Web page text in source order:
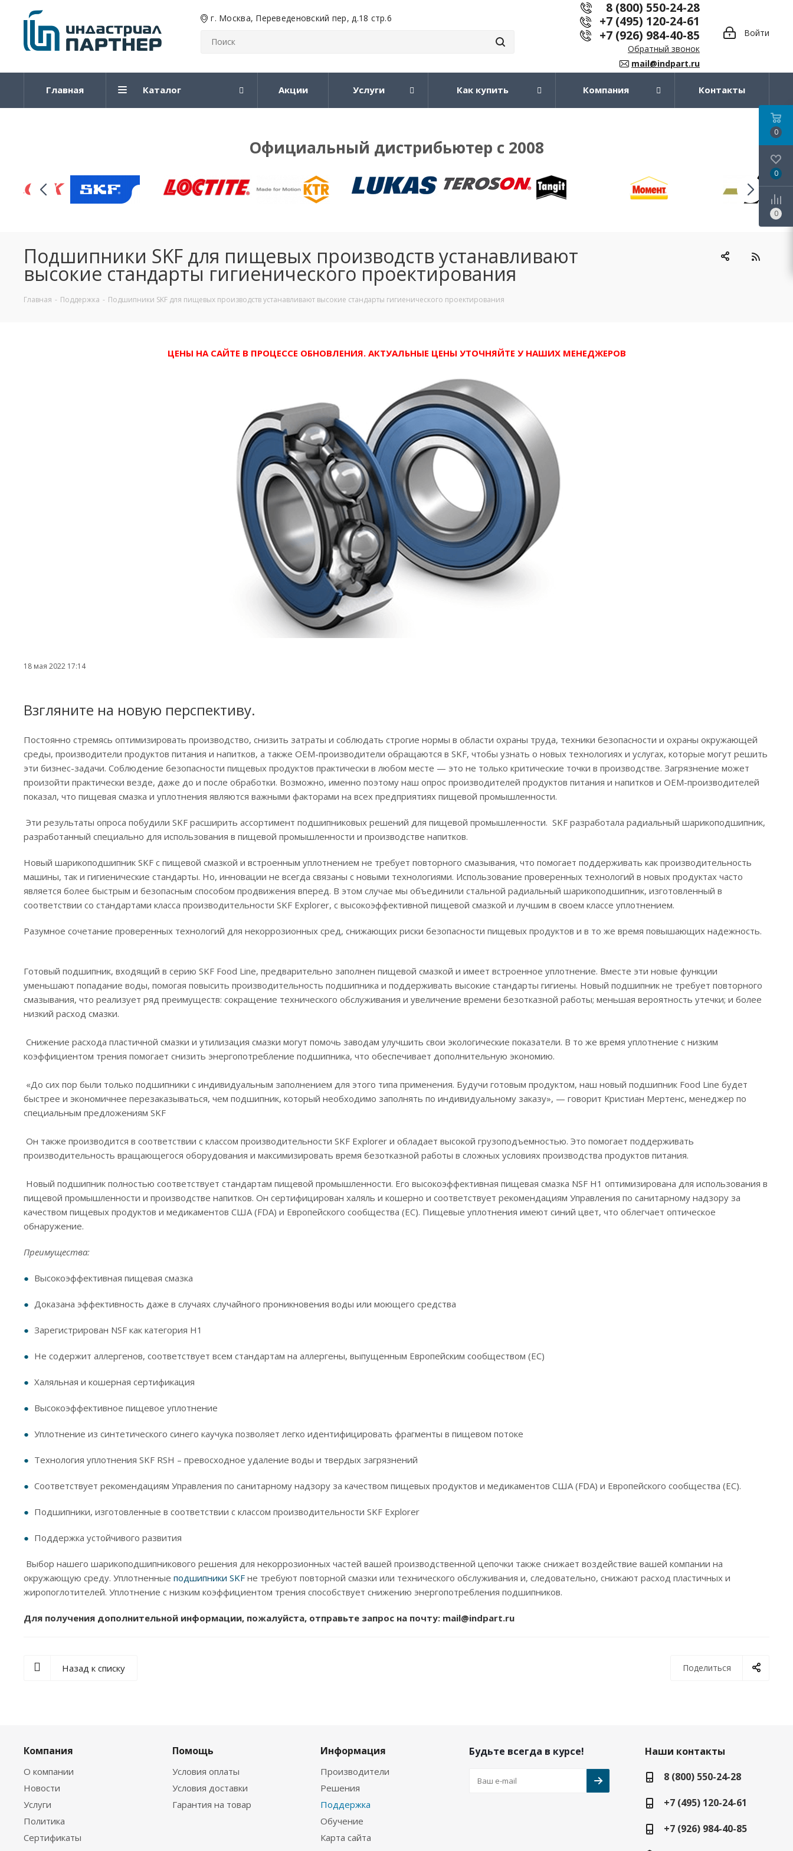
г. Москва, Переведеновский пер, д.18 стр.6
Войти
8 (800) 550-24-28
+7 (495) 120-24-61
+7 (926) 984-40-85
Обратный звонок
mail@indpart.ru
Главная Каталог Акции Услуги Как купить Компания Контакты
Официальный дистрибьютер с 2008
Подшипники SKF для пищевых производств устанавливают
высокие стандарты гигиенического проектирования
Главная - Поддержка - Подшипники SKF для пищевых производств устанавливают высокие стандарты гигиенического проектирования
ЦЕНЫ НА САЙТЕ В ПРОЦЕССЕ ОБНОВЛЕНИЯ. АКТУАЛЬНЫЕ ЦЕНЫ УТОЧНЯЙТЕ У НАШИХ МЕНЕДЖЕРОВ
18 мая 2022 17:14
Взгляните на новую перспективу‎.
‎Постоянно стремясь оптимизировать производство, снизить затраты и соблюдать строгие нормы в области охраны труда, техники безопасности и охраны окружающей
среды, производители продуктов питания и напитков, а также OEM-производители обращаются в SKF, чтобы узнать о новых технологиях и услугах, которые могут решить
эти бизнес-задачи.‎ Соблюдение безопасности пищевых продуктов практически в любом месте — это не только критические точки в производстве. Загрязнение может
произойти практически везде, даже до и после обработки. Возможно, именно поэтому наш опрос производителей продуктов питания и напитков и OEM-производителей
показал, что пищевая смазка и уплотнения являются важными факторами на всех предприятиях пищевой промышленности. ‎
‎ Эти результаты опроса побудили SKF расширить ассортимент подшипниковых решений для пищевой промышленности. ‎ SKF разработала радиальный шарикоподшипник,
разработанный специально для использования в пищевой промышленности и производстве напитков. ‎
‎‎‎Новый шарикоподшипник SKF с пищевой смазкой и встроенным уплотнением не требует повторного смазывания, что помогает поддерживать как производительность
машины, так и гигиенические стандарты. Но, инновации не всегда связаны с новыми технологиями. Использование проверенных технологий в новых продуктах часто
является более быстрым и безопасным способом продвижения вперед. В этом случае мы объединили стальной радиальный шарикоподшипник, изготовленный в
соответствии со стандартами класса производительности SKF Explorer, с высокоэффективной пищевой смазкой и лучшим в своем классе уплотнением. ‎
Разумное сочетание проверенных технологий для некоррозионных сред, снижающих риски безопасности пищевых продуктов и в то же время повышающих надежность.‎
‎Готовый подшипник, входящий в серию SKF Food Line, предварительно заполнен пищевой смазкой и имеет встроенное уплотнение. Вместе эти новые функции
уменьшают попадание воды, помогая повысить производительность подшипника и поддерживать высокие стандарты гигиены. Новый подшипник не требует повторного
смазывания, что реализует ряд преимуществ: сокращение технического обслуживания и увеличение времени безотказной работы; меньшая вероятность утечки; и более
низкий расход смазки. ‎
‎ Снижение расхода пластичной смазки и утилизация смазки могут помочь заводам улучшить свои экологические показатели. В то же время уплотнение с низким
коэффициентом трения помогает снизить энергопотребление подшипника, что обеспечивает дополнительную экономию. ‎
‎ «До сих пор были только подшипники с индивидуальным заполнением для этого типа применения. Будучи готовым продуктом, наш новый подшипник Food Line будет
быстрее и экономичнее перезаказываться, чем подшипник, который необходимо заполнять по индивидуальному заказу», — говорит Кристиан Мертенс, менеджер по
специальным предложениям SKF ‎
‎ Он также производится в соответствии с классом производительности SKF Explorer и обладает высокой грузоподъемностью. Это помогает поддерживать
производительность вращающегося оборудования и максимизировать время безотказной работы в сложных условиях производства продуктов питания. ‎
‎ Новый подшипник полностью соответствует стандартам пищевой промышленности. Его высокоэффективная пищевая смазка NSF H1 оптимизирована для использования в
пищевой промышленности и производстве напитков. Он сертифицирован халяль и кошерно и соответствует рекомендациям Управления по санитарному надзору за
качеством пищевых продуктов и медикаментов США (FDA) и Европейского сообщества (EC). Пищевые уплотнения имеют синий цвет, что облегчает оптическое
обнаружение.‎
Преимущества: ‎
Высокоэффективная пищевая смазка ‎
‎Доказана эффективность даже в случаях случайного проникновения воды или моющего средства‎
‎Зарегистрирован NSF как категория H1‎
‎Не содержит аллергенов, соответствует всем стандартам на аллергены, выпущенным Европейским сообществом (ЕС)‎
‎Халяльная и кошерная сертификация‎
‎Высокоэффективное пищевое уплотнение ‎
‎Уплотнение из синтетического синего каучука позволяет легко идентифицировать фрагменты в пищевом потоке‎
‎Технология уплотнения SKF RSH – превосходное удаление воды и твердых загрязнений‎
‎Соответствует рекомендациям Управления по санитарному надзору за качеством пищевых продуктов и медикаментов США (FDA) и Европейского сообщества (EC).‎
‎Подшипники, изготовленные в соответствии с классом производительности SKF Explorer‎
‎Поддержка устойчивого развития‎
‎ Выбор нашего шарикоподшипникового решения для некоррозионных частей вашей производственной цепочки также снижает воздействие вашей компании на
окружающую среду. Уплотненные подшипники SKF не требуют повторной смазки или технического обслуживания и, следовательно, снижают расход пластичных и
жиропоглотителей. Уплотнение с низким коэффициентом трения способствует снижению энергопотребления подшипников.‎
Для получения дополнительной информации, пожалуйста, отправьте запрос на почту: mail@indpart.ru
Поделиться
Назад к списку
Компания
О компании
Новости
Услуги
Политика
Сертификаты
Помощь
Условия оплаты
Условия доставки
Гарантия на товар
Информация
Производители
Решения
Поддержка
Обучение
Карта сайта
Будьте всегда в курсе!
Наши контакты
8 (800) 550-24-28
+7 (495) 120-24-61
+7 (926) 984-40-85
0
0
0